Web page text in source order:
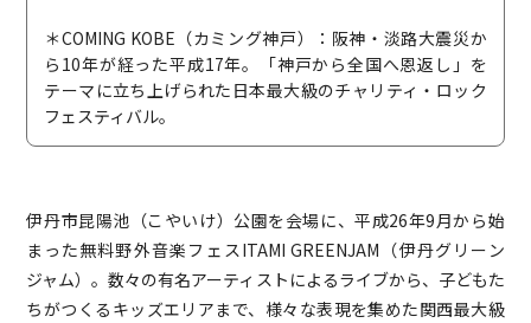
＊COMING KOBE（カミング神戸）：阪神・淡路大震災か
ら10年が経った平成17年。「神戸から全国へ恩返し」を
テーマに立ち上げられた日本最大級のチャリティ・ロック
フェスティバル。
伊丹市昆陽池（こやいけ）公園を会場に、平成26年9月から始
まった無料野外音楽フェスITAMI GREENJAM（伊丹グリーン
ジャム）。数々の有名アーティストによるライブから、子どもた
ちがつくるキッズエリアまで、様々な表現を集めた関西最大級